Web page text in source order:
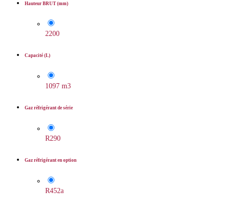
Hauteur BRUT (mm)
2200
Capacité (L)
1097 m3
Gaz réfrigérant de série
R290
Gaz réfrigérant en option
R452a